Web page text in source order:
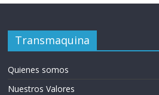
Transmaquina
Quienes somos
Nuestros Valores